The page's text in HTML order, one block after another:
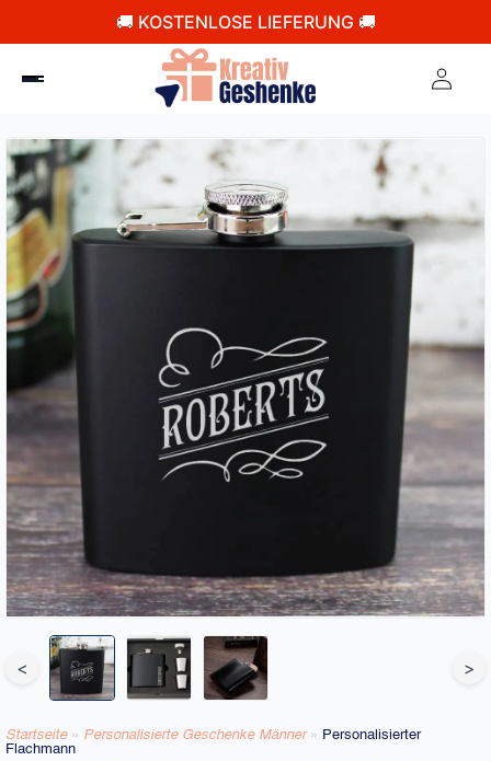
🚚 KOSTENLOSE LIEFERUNG 🚚
< >
Startseite » Personalisierte Geschenke Männer​ » Personalisierter
Flachmann